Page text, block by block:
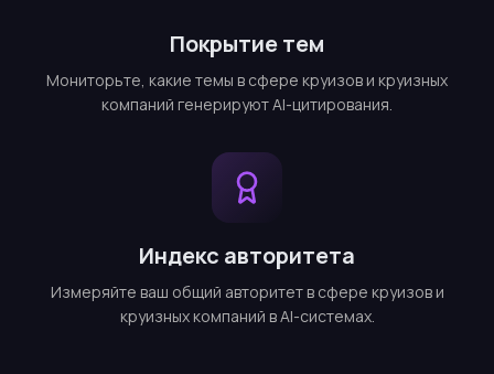
Покрытие тем
Мониторьте, какие темы в сфере круизов и круизных
компаний генерируют AI-цитирования.
Индекс авторитета
Измеряйте ваш общий авторитет в сфере круизов и
круизных компаний в AI-системах.